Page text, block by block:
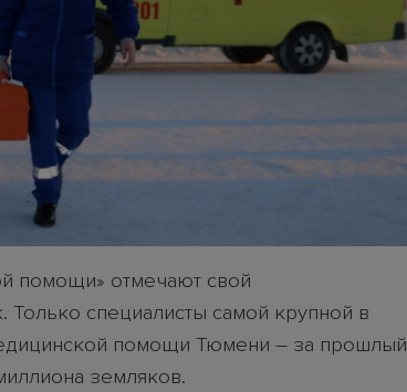
помощи» отмечают свой
специалисты самой крупной в
помощи Тюмени – за прошлый
земляков.